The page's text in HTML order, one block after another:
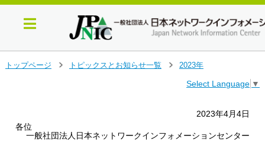
トップページ
トピックスとお知らせ一覧
2023年
Select Language ▼
2023年4月4日
各位
一般社団法人日本ネットワークインフォメーションセンター